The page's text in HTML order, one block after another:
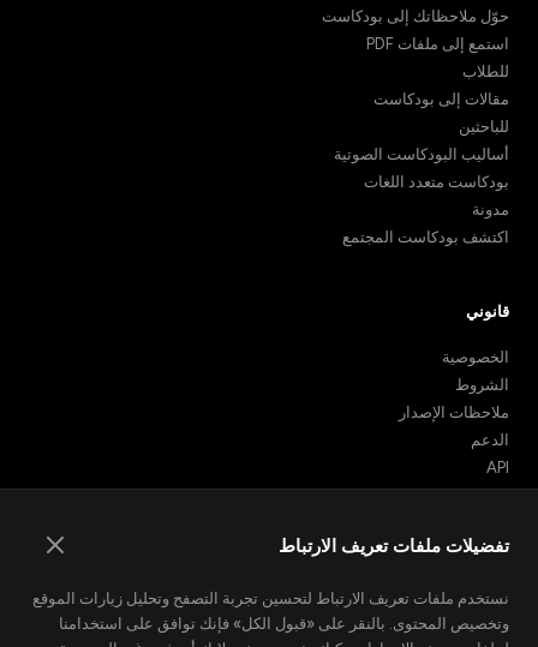
حوّل ملاحظاتك إلى بودكاست
استمع إلى ملفات PDF
للطلاب
مقالات إلى بودكاست
للباحثين
أساليب البودكاست الصوتية
بودكاست متعدد اللغات
مدونة
اكتشف بودكاست المجتمع
قانوني
الخصوصية
الشروط
ملاحظات الإصدار
الدعم
API
© 2026 Podhoc. جميع الحقوق محفوظة. v1.2.0-20260801042810-6356398
تفضيلات ملفات تعريف الارتباط
نستخدم ملفات تعريف الارتباط لتحسين تجربة التصفح وتحليل زيارات الموقع
وتخصيص المحتوى. بالنقر على «قبول الكل» فإنك توافق على استخدامنا